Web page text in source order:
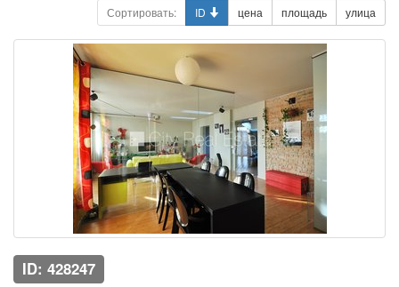
Сортировать: ID цена площадь улица
ID: 428247